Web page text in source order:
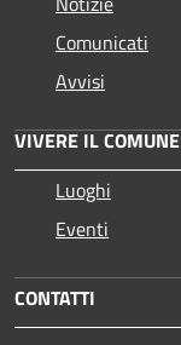
Comunicati
Avvisi
VIVERE IL COMUNE
Luoghi
Eventi
CONTATTI